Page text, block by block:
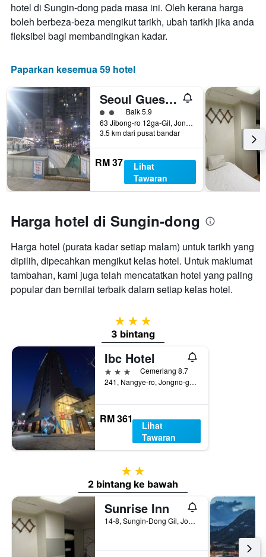
sebelum
penginapan
Carta
mempunyai
paksi
Y
yang
memaparkan
harga
purata
bilik
hotel di Sungin-dong pada masa ini. Oleh kerana harga
boleh berbeza-beza mengikut tarikh, ubah tarikh jika anda
fleksibel bagi membandingkan kadar.
Paparkan kesemua 59 hotel
Seoul Guesthouse Foreigners Only
penarafan kelas 2
Baik 5.9
63 Jibong-ro 12ga-Gil, Jongno-gu, Seoul, Korea Selatan
3.5 km dari pusat bandar
RM 37
Lihat
Tawaran
Harga hotel di Sungin-dong
Harga hotel (purata kadar setiap malam) untuk tarikh yang
dipilih, dipecahkan mengikut kelas hotel. Untuk maklumat
tambahan, kami juga telah mencatatkan hotel yang paling
popular dan bernilai terbaik dalam setiap kelas hotel.
3 bintang
3 bintang
Ibc Hotel
3 bintangCemerlang 8.7
241, Nangye-ro, Jongno-gu, Seoul, Korea Selatan
RM 361
Lihat
Tawaran
2 bintang
2 bintang ke bawah
Sunrise Inn
14-8, Sungin-Dong Gil, Jongno-gu, Seoul, Korea Selatan